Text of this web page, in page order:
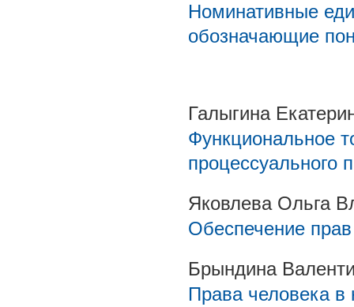
Номинативные
обозначающие
Галыгина
Функциональное
процессуального
Яковлева Ольга
Обеспечение
Брындина
Права человека в